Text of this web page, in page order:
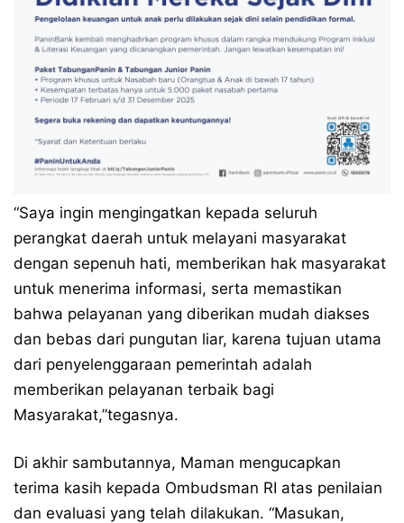
“Saya ingin mengingatkan kepada seluruh
perangkat daerah untuk melayani masyarakat
dengan sepenuh hati, memberikan hak masyarakat
untuk menerima informasi, serta memastikan
bahwa pelayanan yang diberikan mudah diakses
dan bebas dari pungutan liar, karena tujuan utama
dari penyelenggaraan pemerintah adalah
memberikan pelayanan terbaik bagi
Masyarakat,”tegasnya.
Di akhir sambutannya, Maman mengucapkan
terima kasih kepada Ombudsman RI atas penilaian
dan evaluasi yang telah dilakukan. “Masukan,